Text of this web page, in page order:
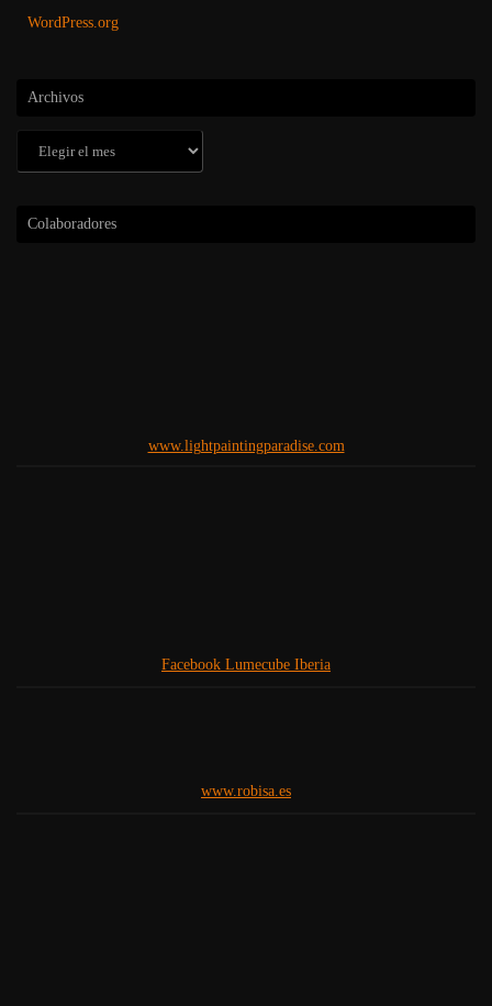
WordPress.org
Archivos
Colaboradores
www.lightpaintingparadise.com
Facebook Lumecube Iberia
www.robisa.es